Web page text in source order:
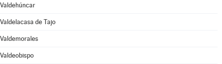
Valdehúncar
Valdelacasa de Tajo
Valdemorales
Valdeobispo